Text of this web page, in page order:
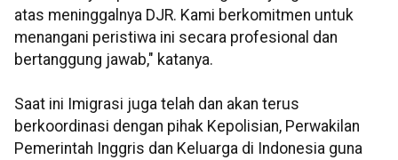
atas meninggalnya DJR. Kami berkomitmen untuk
menangani peristiwa ini secara profesional dan
bertanggung jawab," katanya.
Saat ini Imigrasi juga telah dan akan terus
berkoordinasi dengan pihak Kepolisian, Perwakilan
Pemerintah Inggris dan Keluarga di Indonesia guna